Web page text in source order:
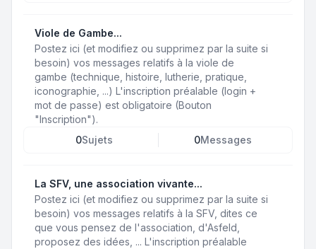
Viole de Gambe...
Postez ici (et modifiez ou supprimez par la suite si
besoin) vos messages relatifs à la viole de
gambe (technique, histoire, lutherie, pratique,
iconographie, ...) L'inscription préalable (login +
mot de passe) est obligatoire (Bouton
"Inscription").
0Sujets 0Messages
La SFV, une association vivante...
Postez ici (et modifiez ou supprimez par la suite si
besoin) vos messages relatifs à la SFV, dites ce
que vous pensez de l'association, d'Asfeld,
proposez des idées, ... L'inscription préalable